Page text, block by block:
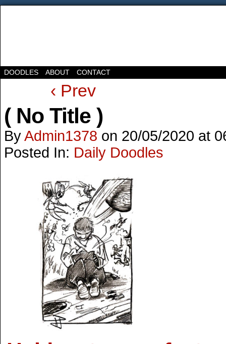
DOODLES ABOUT CONTACT
‹ Prev
( No Title )
ByAdmin1378 on 20/05/2020 at
Posted In: Daily Doodles